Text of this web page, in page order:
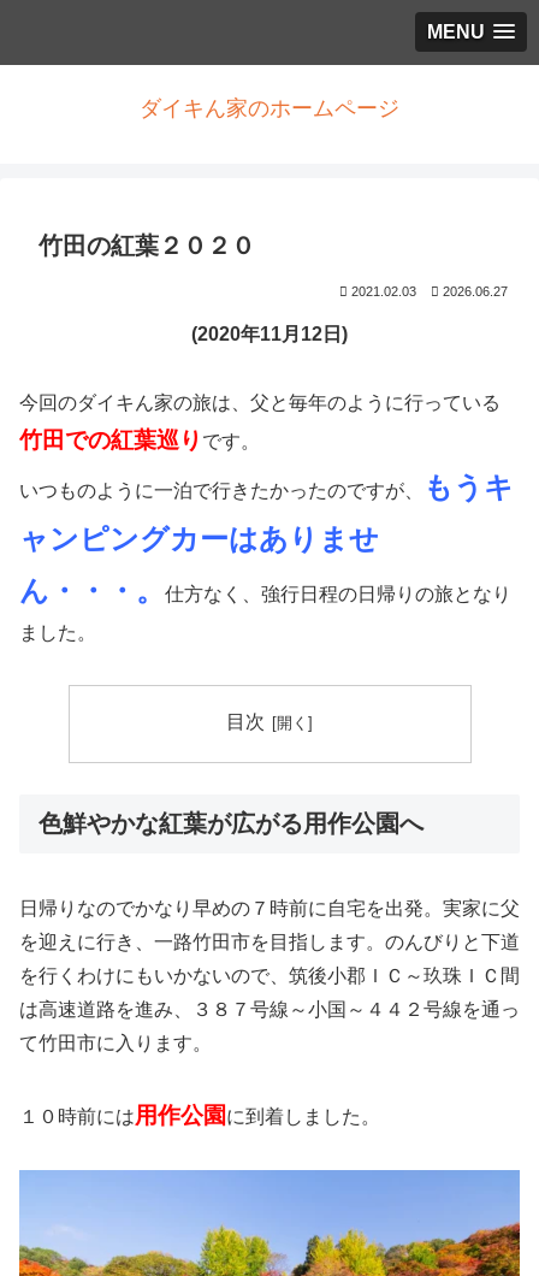
MENU
ダイキん家のホームページ
竹田の紅葉２０２０
2021.02.03 2026.06.27
(2020年11月12日)
今回のダイキん家の旅は、父と毎年のように行っている
竹田での紅葉巡り です。
いつものように一泊で行きたかったのですが、
もうキ
ャンピングカーはありませ
ん・・・。
仕方なく、強行日程の日帰りの旅となり
ました。
目次
色鮮やかな紅葉が広がる用作公園へ
日帰りなのでかなり早めの７時前に自宅を出発。実家に父
を迎えに行き、一路竹田市を目指します。のんびりと下道
を行くわけにもいかないので、筑後小郡ＩＣ～玖珠ＩＣ間
は高速道路を進み、３８７号線～小国～４４２号線を通っ
て竹田市に入ります。
１０時前には用作公園 に到着しました。